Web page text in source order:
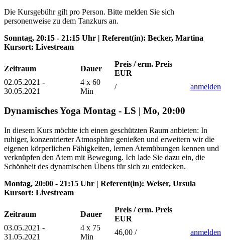
Die Kursgebühr gilt pro Person. Bitte melden Sie sich
personenweise zu dem Tanzkurs an.
Sonntag, 20:15 - 21:15 Uhr | Referent(in): Becker, Martina
Kursort: Livestream
Zeitraum Dauer
Preis / erm. Preis
EUR
02.05.2021 -
30.05.2021
4 x 60
Min
/ anmelden
Dynamisches Yoga Montag - LS | Mo, 20:00
In diesem Kurs möchte ich einen geschützten Raum anbieten: In
ruhiger, konzentrierter Atmosphäre genießen und erweitern wir die
eigenen körperlichen Fähigkeiten, lernen Atemübungen kennen und
verknüpfen den Atem mit Bewegung. Ich lade Sie dazu ein, die
Schönheit des dynamischen Übens für sich zu entdecken.
Montag, 20:00 - 21:15 Uhr | Referent(in): Weiser, Ursula
Kursort: Livestream
Zeitraum Dauer
Preis / erm. Preis
EUR
03.05.2021 -
31.05.2021
4 x 75
Min
46,00 / anmelden